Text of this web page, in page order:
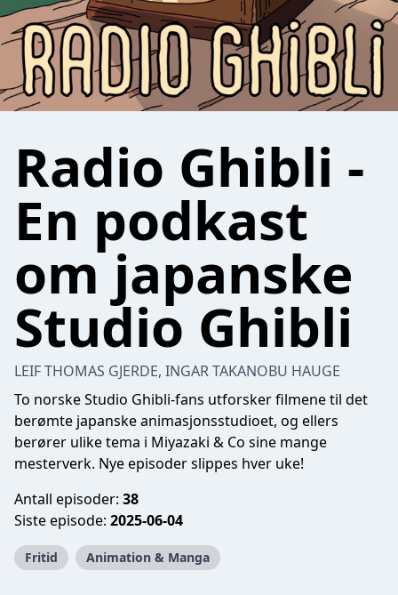
Radio Ghibli -
En podkast
om japanske
Studio Ghibli
LEIF THOMAS GJERDE, INGAR TAKANOBU HAUGE
To norske Studio Ghibli-fans utforsker filmene til det
berømte japanske animasjonsstudioet, og ellers
berører ulike tema i Miyazaki & Co sine mange
mesterverk. Nye episoder slippes hver uke!
Antall episoder: 38
Siste episode: 2025-06-04
Fritid Animation & Manga